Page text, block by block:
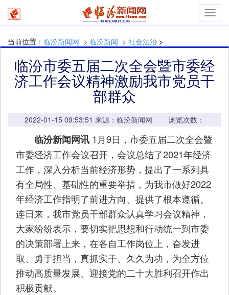
当前位置： 临汾新闻网 > 临汾新闻 > 社会法治 >
临汾市委五届二次全会暨市委经
济工作会议精神激励我市党员干
部群众
2022-01-15 09:53:51 来源：临汾新闻网 浏览次数：
临汾新闻网讯 1月9日，市委五届二次全会暨
市委经济工作会议召开，会议总结了2021年经济
工作，深入分析当前经济形势，提出了一系列具
有全局性、基础性的重要举措，为我市做好2022
年经济工作指明了前进方向、提供了根本遵循。
连日来，我市党员干部群众认真学习会议精神，
大家纷纷表示，要切实把思想和行动统一到市委
的决策部署上来，在各自工作岗位上，奋发进
取、勇于担当，真抓实干、久久为功，为全方位
推动高质量发展、迎接党的二十大胜利召开作出
积极贡献。